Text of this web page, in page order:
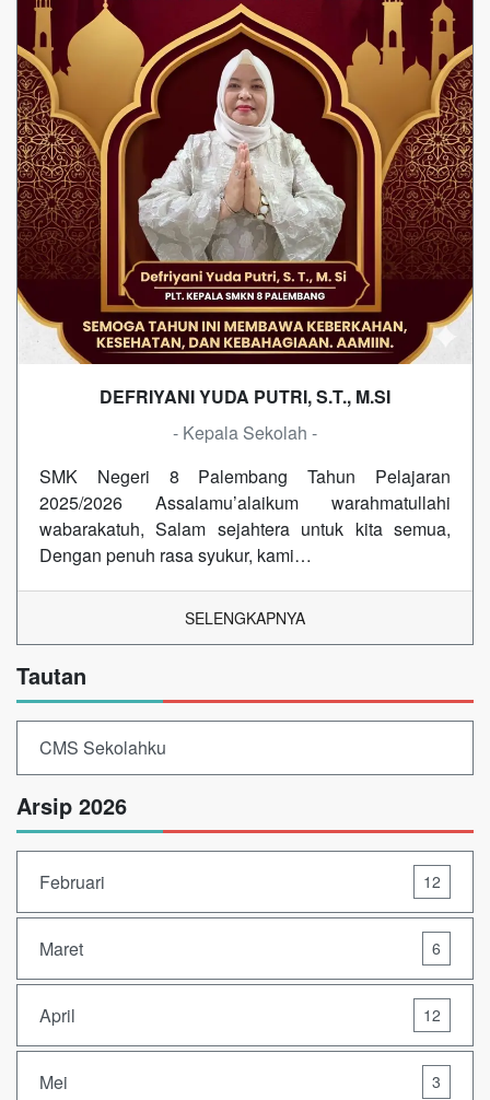
DEFRIYANI YUDA PUTRI, S.T., M.SI
- Kepala Sekolah -
SMK Negeri 8 Palembang Tahun Pelajaran
2025/2026 Assalamu’alaikum warahmatullahi
wabarakatuh, Salam sejahtera untuk kita semua,
Dengan penuh rasa syukur, kami…
SELENGKAPNYA
Tautan
CMS Sekolahku
Arsip 2026
Februari 12
Maret 6
April 12
Mei 3